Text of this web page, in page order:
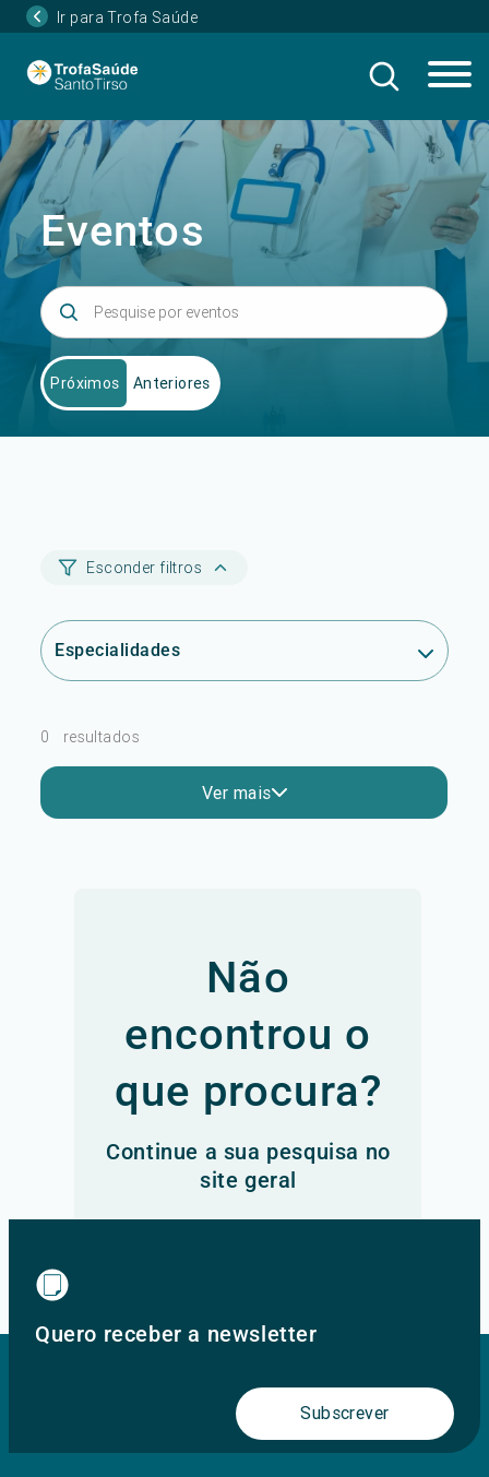
Ir para Trofa Saúde
Eventos
Próximos Anteriores
Esconder filtros
Especialidades
0 resultados
Ver mais
Não
encontrou o
que procura?
Continue a sua pesquisa no
site geral
Quero receber a newsletter
Subscrever